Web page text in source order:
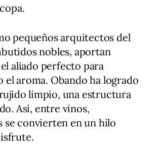
pequeños arquitectos del
nobles, aportan
aliado perfecto para
aroma. Obando ha logrado
limpio, una estructura
Así, entre vinos,
se convierten en un hilo